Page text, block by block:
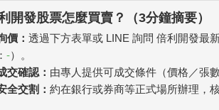
開發股票怎麼買賣？（3分鐘摘要）
價：透過下方表單或 LINE 詢問 倍利開發最
-）。
交確認： 由專人提供可成交條件（價格／張
全交割：約在銀行或券商等正式場所辦理，